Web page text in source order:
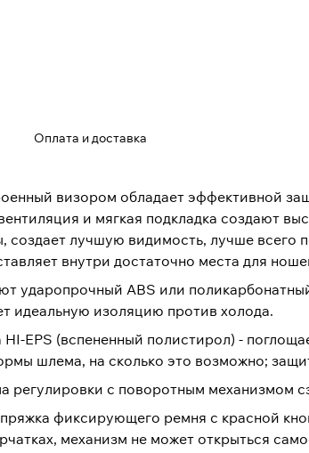
Оплата и доставка
визором обладает эффективной
и мягкая подкладка создают
создает лучшую видимость, лучше всего
внутри достаточно места для
ударопрочный ABS или
идеальную изоляцию против холода.
EPS (вспененный полистирол) -
шлема, на сколько это возможно;
регулировки с поворотным механизмом
фиксирующего ремня с красной
механизм не может открыться